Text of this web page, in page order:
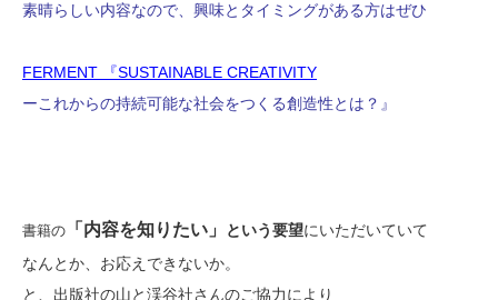
素晴らしい内容なので、興味とタイミングがある方はぜひ
FERMENT 『SUSTAINABLE CREATIVITY
ーこれからの持続可能な社会をつくる創造性とは？』
書籍の 「内容を知りたい」 という要望にいただいていて
なんとか、お応えできないか。
と、出版社の山と渓谷社さんのご協力により